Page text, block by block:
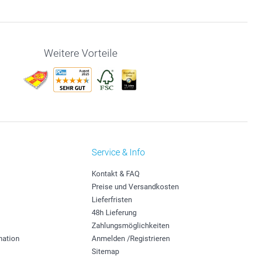
Weitere Vorteile
Service & Info
Kontakt & FAQ
Preise und Versandkosten
Lieferfristen
48h Lieferung
Zahlungsmöglichkeiten
Anmelden /Registrieren
Sitemap